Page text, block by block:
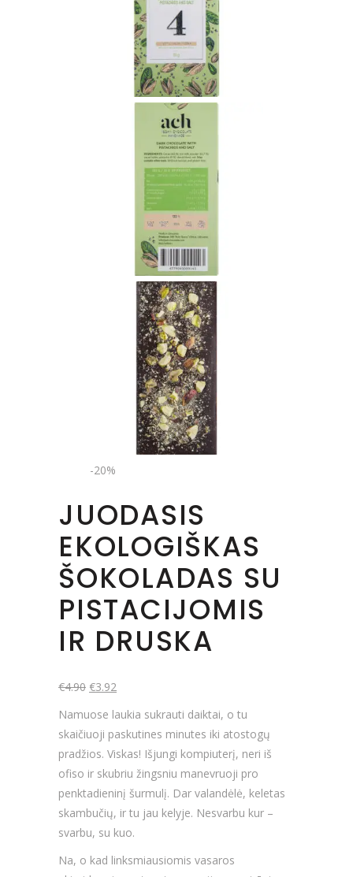
-20%
JUODASIS
EKOLOGIŠKAS
ŠOKOLADAS SU
PISTACIJOMIS
IR DRUSKA
€4.90 €3.92
Namuose laukia sukrauti daiktai, o tu
skaičiuoji paskutines minutes iki atostogų
pradžios. Viskas! Išjungi kompiuterį, neri iš
ofiso ir skubriu žingsniu manevruoji pro
penktadieninį šurmulį. Dar valandėlė, keletas
skambučių, ir tu jau kelyje. Nesvarbu kur –
svarbu, su kuo.
Na, o kad linksmiausiomis vasaros